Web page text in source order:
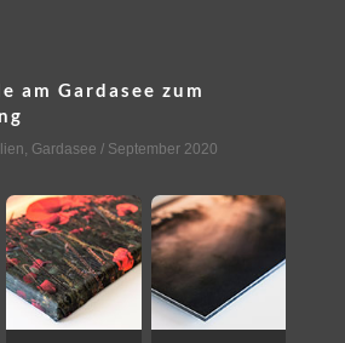
am Gardasee zum
Gardasee / September 2020